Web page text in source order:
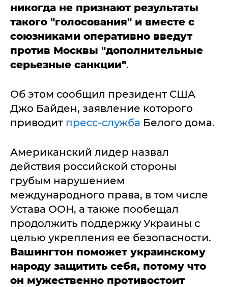
никогда не признают результаты
такого "голосования" и вместе с
союзниками оперативно введут
против Москвы "дополнительные
серьезные санкции".
Об этом сообщил президент США
Джо Байден, заявление которого
приводит пресс-служба Белого дома.
Американский лидер назвал
действия российской стороны
грубым нарушением
международного права, в том числе
Устава ООН, а также пообещал
продолжить поддержку Украины с
целью укрепления ее безопасности.
Вашингтон поможет украинскому
народу защитить себя, потому что
он мужественно противостоит